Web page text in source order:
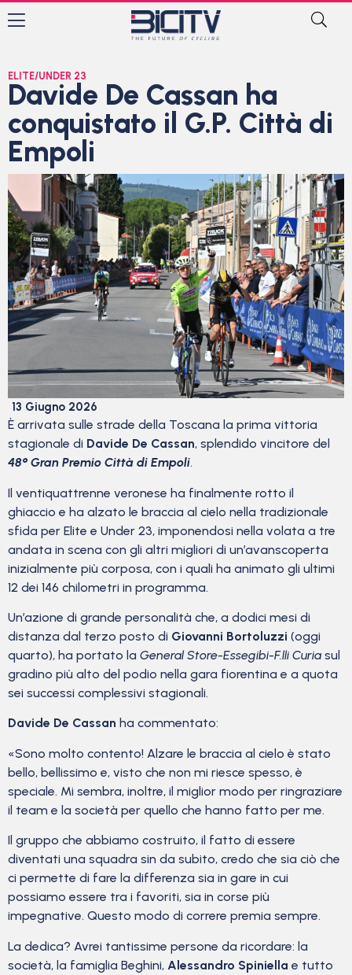
ELITE/UNDER 23
Davide De Cassan ha
conquistato il G.P. Città di
Empoli
13 Giugno 2026
È arrivata sulle strade della Toscana la prima vittoria
stagionale di Davide De Cassan, splendido vincitore del
48° Gran Premio Città di Empoli.
Il ventiquattrenne veronese ha finalmente rotto il
ghiaccio e ha alzato le braccia al cielo nella tradizionale
sfida per Elite e Under 23, imponendosi nella volata a tre
andata in scena con gli altri migliori di un’avanscoperta
inizialmente più corposa, con i quali ha animato gli ultimi
12 dei 146 chilometri in programma.
Un’azione di grande personalità che, a dodici mesi di
distanza dal terzo posto di Giovanni Bortoluzzi (oggi
quarto), ha portato la General Store-Essegibi-F.lli Curia sul
gradino più alto del podio nella gara fiorentina e a quota
sei successi complessivi stagionali.
Davide De Cassan ha commentato:
«Sono molto contento! Alzare le braccia al cielo è stato
bello, bellissimo e, visto che non mi riesce spesso, è
speciale. Mi sembra, inoltre, il miglior modo per ringraziare
il team e la società per quello che hanno fatto per me.
Il gruppo che abbiamo costruito, il fatto di essere
diventati una squadra sin da subito, credo che sia ciò che
ci permette di fare la differenza sia in gare in cui
possiamo essere tra i favoriti, sia in corse più
impegnative. Questo modo di correre premia sempre.
La dedica? Avrei tantissime persone da ricordare: la
società, la famiglia Beghini, Alessandro Spiniella e tutto